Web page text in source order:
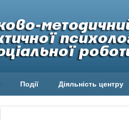
Події Діяльність центру